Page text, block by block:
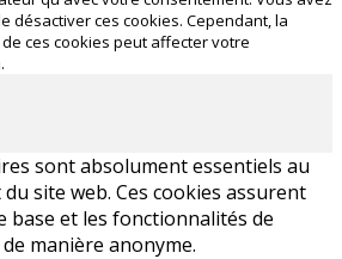
désactiver ces cookies. Cependant, la
ces cookies peut affecter votre
sont absolument essentiels au
site web. Ces cookies assurent
base et les fonctionnalités de
manière anonyme.